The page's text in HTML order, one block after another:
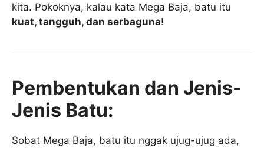
kita. Pokoknya, kalau kata Mega Baja, batu itu
kuat, tangguh, dan serbaguna!
Pembentukan dan Jenis-
Jenis Batu:
Sobat Mega Baja, batu itu nggak ujug-ujug ada,